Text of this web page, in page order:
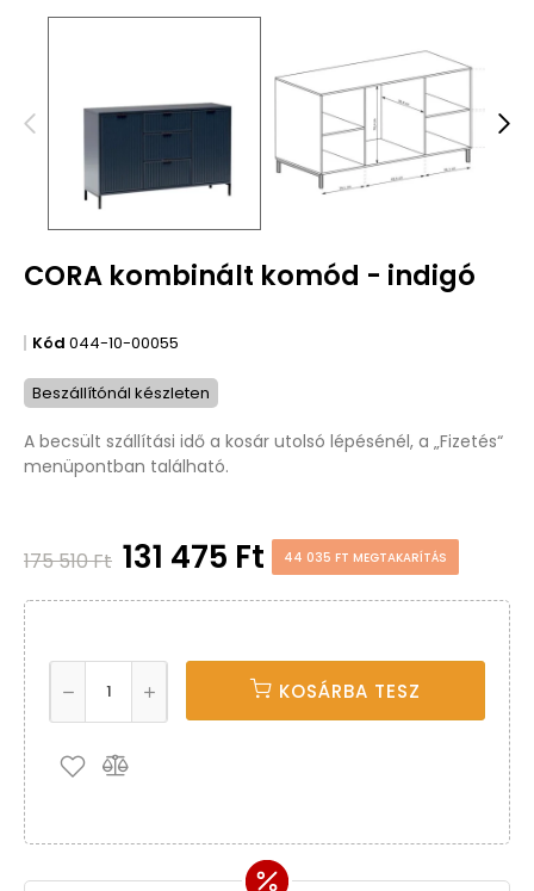
CORA kombinált komód - indigó
Kód 044-10-00055
Beszállítónál készleten
A becsült szállítási idő a kosár utolsó lépésénél, a „Fizetés“
menüpontban található.
175 510 Ft 131 475 Ft 44 035 FT MEGTAKARÍTÁS
KOSÁRBA TESZ